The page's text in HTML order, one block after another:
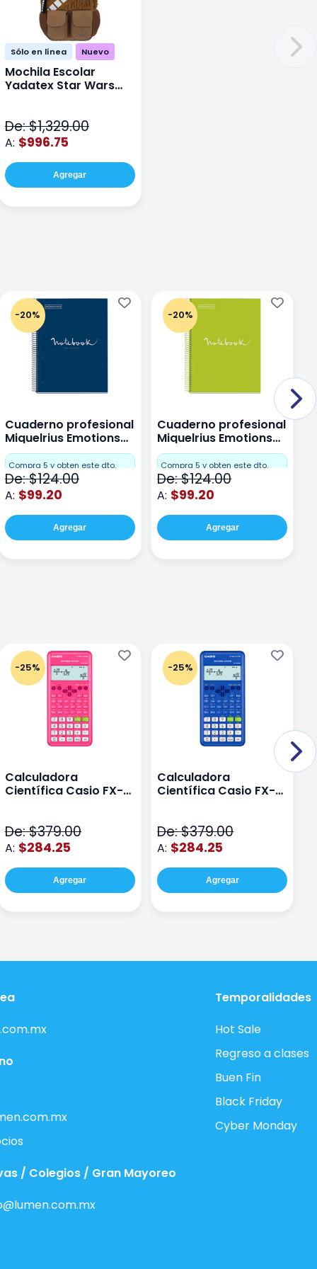
Sólo en línea Nuevo
Mochila Escolar
Yadatex Star Wars
De: $1,329.00
A: $996.75
Agregar
-20%
Cuaderno profesional
Miquelrius Emotions
Dots 80 hojas
Compra 5 y obten este dto.
De: $124.00
A: $99.20
Agregar
-20%
Cuaderno profesional
Miquelrius Emotions
Dots 80 hojas Lima
Compra 5 y obten este dto.
De: $124.00
A: $99.20
Agregar
-25%
Calculadora
Científica Casio FX-
De: $379.00
A: $284.25
Agregar
-25%
Calculadora
Científica Casio FX-
De: $379.00
A: $284.25
Agregar
/ Colegios / Gran Mayoreo
Temporalidades
Hot Sale
Regreso a clases
Buen Fin
Black Friday
Cyber Monday